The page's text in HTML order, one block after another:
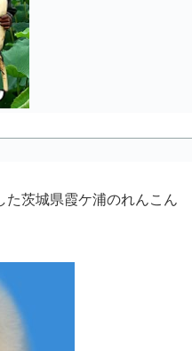
た茨城県霞ケ浦のれんこん